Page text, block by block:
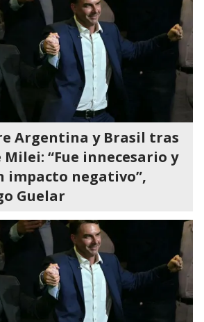
Argentina y Brasil tras
Milei: “Fue innecesario y
impacto negativo”,
Guelar